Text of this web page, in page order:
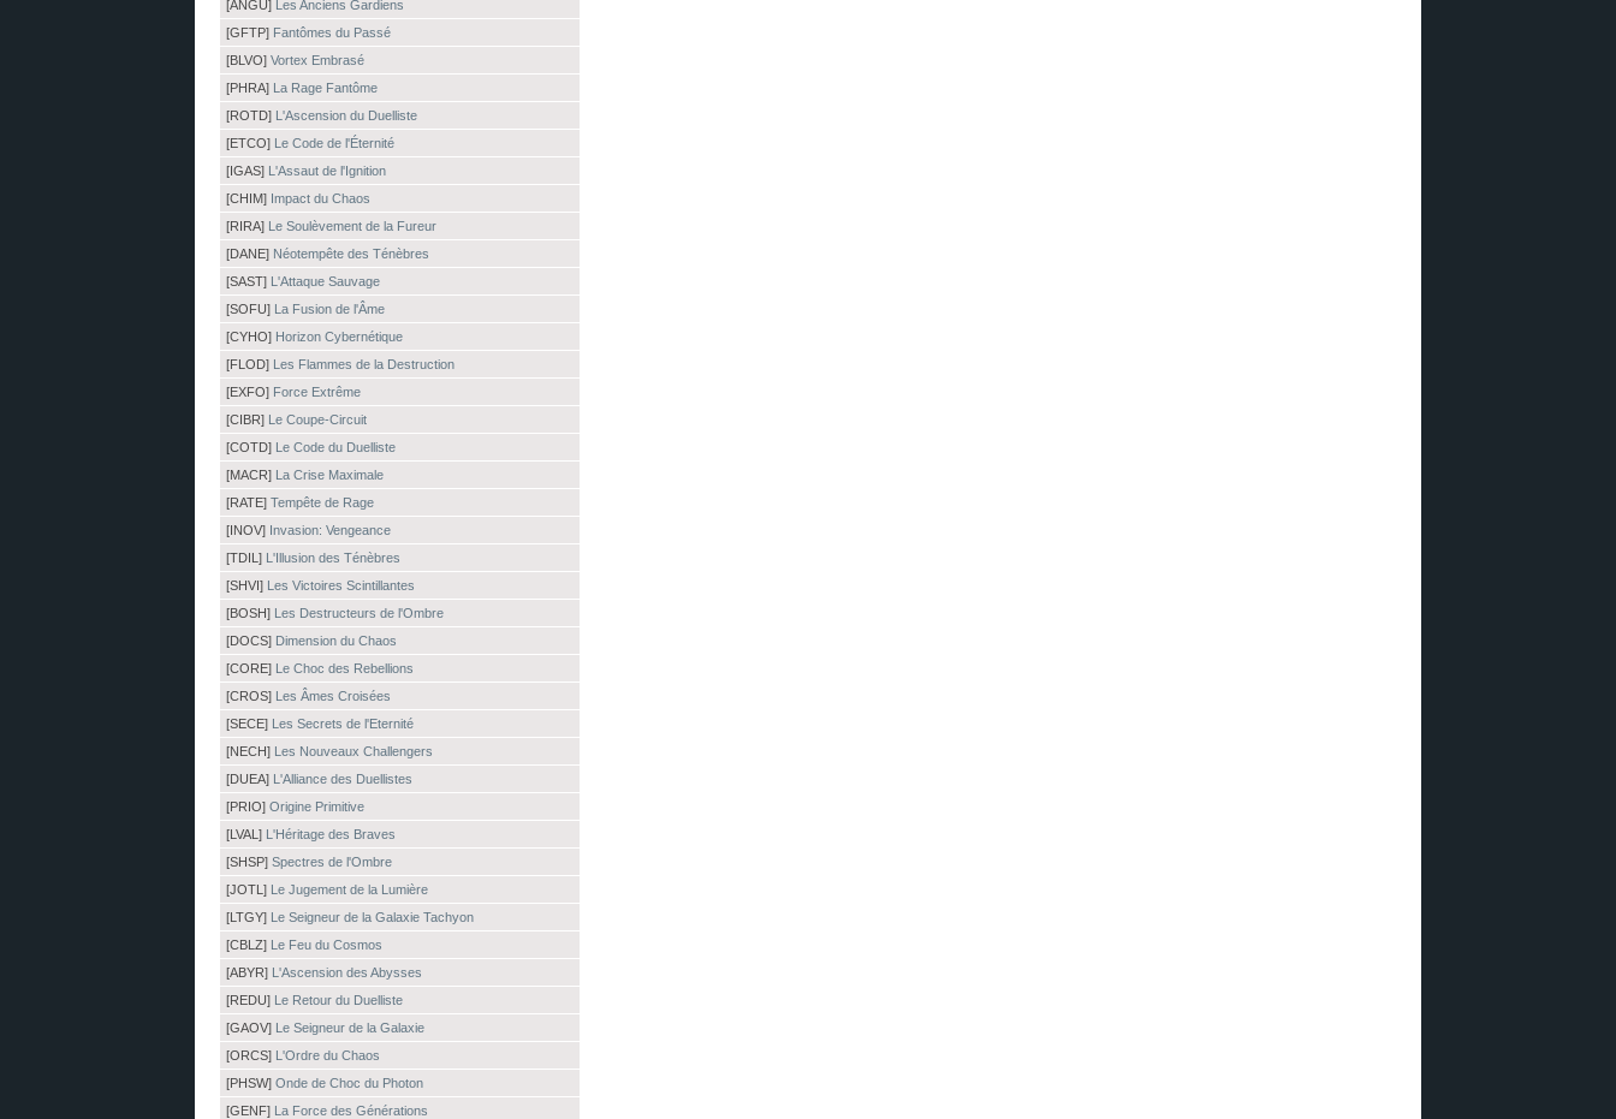
[ANGU]
Les Anciens Gardiens
[GFTP] Fantômes du Passé
[BLVO] Vortex Embrasé
[PHRA] La Rage Fantôme
[ROTD] L'Ascension du Duelliste
[ETCO] Le Code de l'Éternité
[IGAS] L'Assaut de l'Ignition
[CHIM] Impact du Chaos
[RIRA] Le Soulèvement de la Fureur
[DANE] Néotempête des Ténèbres
[SAST] L'Attaque Sauvage
[SOFU] La Fusion de l'Âme
[CYHO] Horizon Cybernétique
[FLOD] Les Flammes de la Destruction
[EXFO] Force Extrême
[CIBR] Le Coupe-Circuit
[COTD] Le Code du Duelliste
[MACR] La Crise Maximale
[RATE] Tempête de Rage
[INOV] Invasion: Vengeance
[TDIL] L'Illusion des Ténèbres
[SHVI] Les Victoires Scintillantes
[BOSH] Les Destructeurs de l'Ombre
[DOCS] Dimension du Chaos
[CORE] Le Choc des Rebellions
[CROS] Les Âmes Croisées
[SECE] Les Secrets de l'Eternité
[NECH] Les Nouveaux Challengers
[DUEA] L'Alliance des Duellistes
[PRIO] Origine Primitive
[LVAL] L'Héritage des Braves
[SHSP] Spectres de l'Ombre
[JOTL] Le Jugement de la Lumière
[LTGY] Le Seigneur de la Galaxie Tachyon
[CBLZ] Le Feu du Cosmos
[ABYR] L'Ascension des Abysses
[REDU] Le Retour du Duelliste
[GAOV] Le Seigneur de la Galaxie
[ORCS] L'Ordre du Chaos
[PHSW] Onde de Choc du Photon
[GENF] La Force des Générations